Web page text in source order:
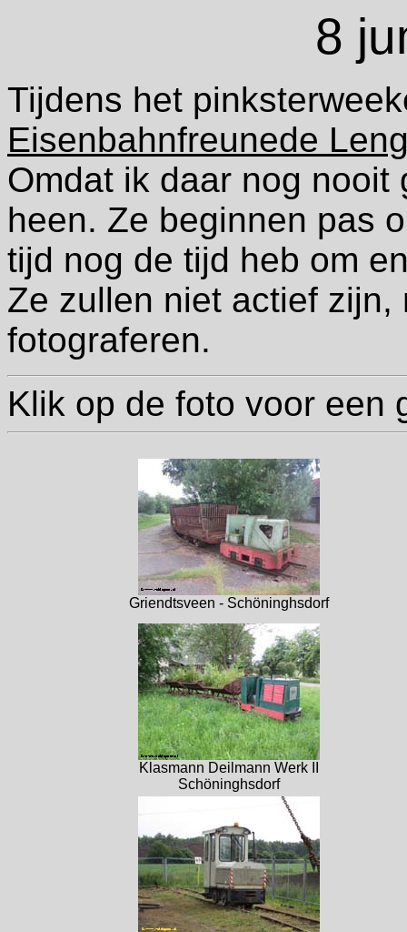
8
Tijdens het
Eisenbahnfreunede
Omdat ik daar nog nooit
heen. Ze beginnen pas
tijd nog de tijd heb om
Ze zullen niet actief
fotograferen.
Klik op de foto voor een
Griendtsveen - Schöninghsdorf
Klasmann Deilmann Werk II
Schöninghsdorf